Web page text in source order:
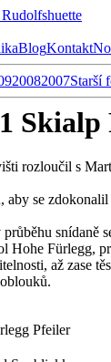
BlogKontakt
20082007Starší
rozloučil s
aby se
snídaně
Hohe Fürlegg,
až zase
Pfeiler